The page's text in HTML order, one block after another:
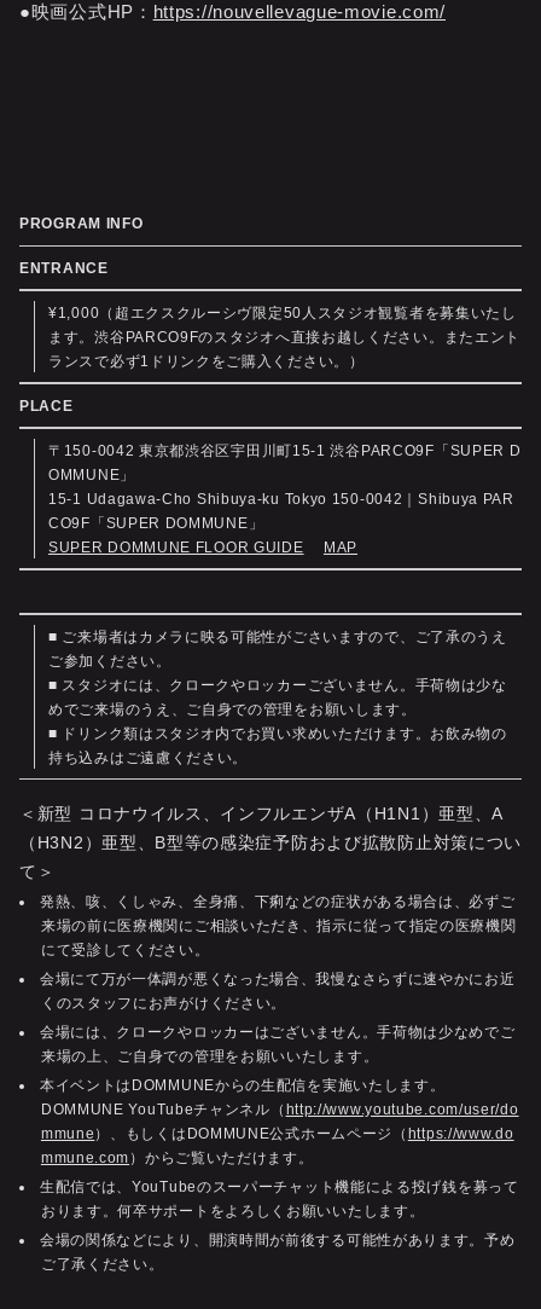
●映画公式HP： https://nouvellevague-movie.com/
PROGRAM INFO
ENTRANCE
¥1,000（超エクスクルーシヴ限定50人スタジオ観覧者を募集いたし
ます。渋谷PARCO9Fのスタジオへ直接お越しください。またエント
ランスで必ず1ドリンクをご購入ください。）
PLACE
〒150-0042 東京都渋谷区宇田川町15-1 渋谷PARCO9F「SUPER D
OMMUNE」
15-1 Udagawa-Cho Shibuya-ku Tokyo 150-0042｜Shibuya PAR
CO9F「SUPER DOMMUNE」
SUPER DOMMUNE FLOOR GUIDE
MAP
■ ご来場者はカメラに映る可能性がごさいますので、ご了承のうえ
ご参加ください。
■ スタジオには、クロークやロッカーございません。手荷物は少な
めでご来場のうえ、ご自身での管理をお願いします。
■ ドリンク類はスタジオ内でお買い求めいただけます。お飲み物の
持ち込みはご遠慮ください。
＜新型 コロナウイルス、インフルエンザA（H1N1）亜型、A
（H3N2）亜型、B型等の感染症予防および拡散防止対策につい
て＞
発熱、咳、くしゃみ、全身痛、下痢などの症状がある場合は、必ずご
来場の前に医療機関にご相談いただき、指示に従って指定の医療機関
にて受診してください。
会場にて万が一体調が悪くなった場合、我慢なさらずに速やかにお近
くのスタッフにお声がけください。
会場には、クロークやロッカーはございません。手荷物は少なめでご
来場の上、ご自身での管理をお願いいたします。
本イベントはDOMMUNEからの生配信を実施いたします。
DOMMUNE YouTubeチャンネル（ http://www.youtube.com/user/do
mmune ）、もしくはDOMMUNE公式ホームページ（ https://www.do
mmune.com ）からご覧いただけます。
生配信では、YouTubeのスーパーチャット機能による投げ銭を募って
おります。何卒サポートをよろしくお願いいたします。
会場の関係などにより、開演時間が前後する可能性があります。予め
ご了承ください。